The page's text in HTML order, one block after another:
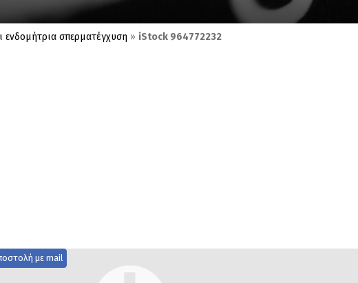
ενδομήτρια σπερματέγχυση » iStock 964772232
με mail